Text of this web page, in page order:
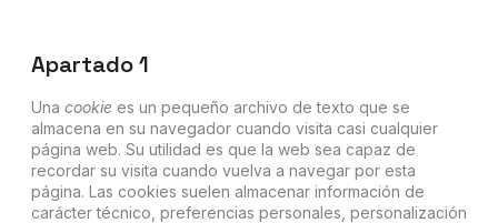
Apartado 1
Una cookie es un pequeño archivo de texto que se
almacena en su navegador cuando visita casi cualquier
página web. Su utilidad es que la web sea capaz de
recordar su visita cuando vuelva a navegar por esta
página. Las cookies suelen almacenar información de
carácter técnico, preferencias personales, personalización